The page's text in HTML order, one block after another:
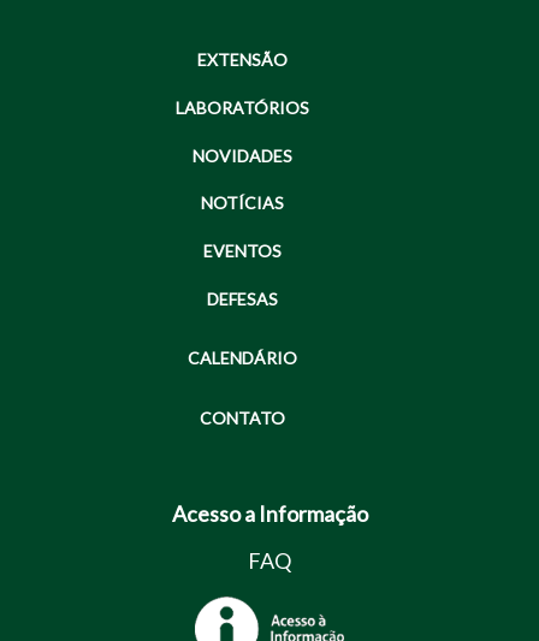
EXTENSÃO
LABORATÓRIOS
NOVIDADES
NOTÍCIAS
EVENTOS
DEFESAS
CALENDÁRIO
CONTATO
Acesso a Informação
FAQ